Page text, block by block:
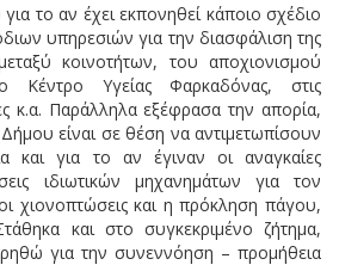
το αν έχει εκπονηθεί κάποιο σχέδιο
υπηρεσιών για την διασφάλιση της
κοινοτήτων, του αποχιονισμού
Υγείας Φαρκαδόνας, στις
κ.α. Παράλληλα εξέφρασα την απορία,
είναι σε θέση να αντιμετωπίσουν
και για το αν έγιναν οι αναγκαίες
ιδιωτικών μηχανημάτων για τον
χιονοπτώσεις και η πρόκληση πάγου,
και στο συγκεκριμένο ζήτημα,
για την συνεννόηση – προμήθεια